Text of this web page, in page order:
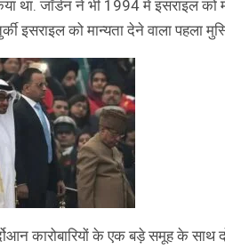
था. जॉर्डन ने भी 1994 में इसराइल को
इसराइल को मान्यता देने वाला पहला
कारोबारियों के एक बड़े समूह के साथ